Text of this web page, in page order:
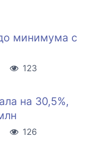
минимума с
123
на 30,5%,
126